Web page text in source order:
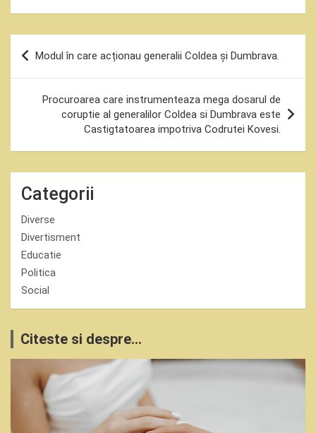
Navigare
articole
Modul în care acționau generalii Coldea și Dumbrava.
Procuroarea care instrumenteaza mega dosarul de
coruptie al generalilor Coldea si Dumbrava este
Castigtatoarea impotriva Codrutei Kovesi.
Categorii
Diverse
Divertisment
Educatie
Politica
Social
Citeste si despre...